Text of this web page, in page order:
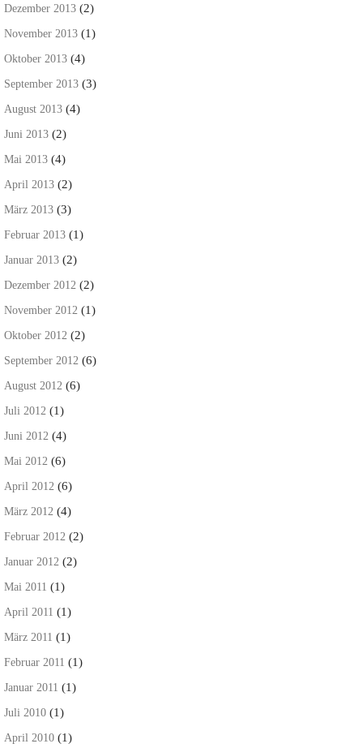
Dezember 2013 (2)
November 2013 (1)
Oktober 2013 (4)
September 2013 (3)
August 2013 (4)
Juni 2013 (2)
Mai 2013 (4)
April 2013 (2)
März 2013 (3)
Februar 2013 (1)
Januar 2013 (2)
Dezember 2012 (2)
November 2012 (1)
Oktober 2012 (2)
September 2012 (6)
August 2012 (6)
Juli 2012 (1)
Juni 2012 (4)
Mai 2012 (6)
April 2012 (6)
März 2012 (4)
Februar 2012 (2)
Januar 2012 (2)
Mai 2011 (1)
April 2011 (1)
März 2011 (1)
Februar 2011 (1)
Januar 2011 (1)
Juli 2010 (1)
April 2010 (1)